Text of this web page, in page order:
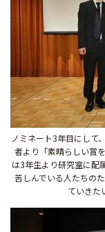
ノミネート3年目にして
者より「素晴らしい賞
は3年生より研究室に配
苦しんでいる人たちの
ていきた